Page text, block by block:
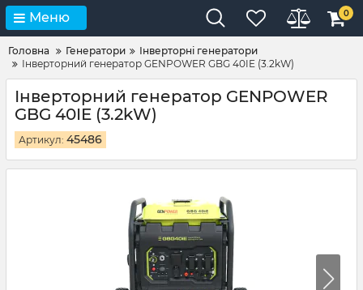
Меню 0
Головна Генератори
Інверторні генератори
Інверторний генератор GENPOWER GBG 40IE (3.2kW)
Інверторний генератор GENPOWER
GBG 40IE (3.2kW)
Артикул: 45486